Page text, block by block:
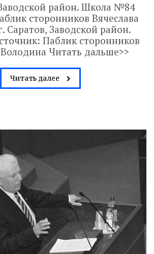
район. Школа №84
сторонников Вячеслава
Саратов, Заводской район.
Паблик сторонников
Читать дальше>>
Читать далее